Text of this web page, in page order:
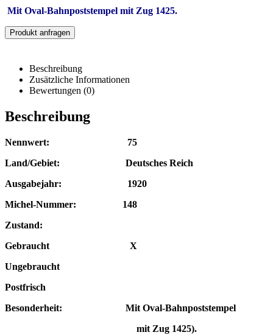
Mit Oval-Bahnpoststempel mit Zug 1425.
Produkt anfragen
Beschreibung
Zusätzliche Informationen
Bewertungen (0)
Beschreibung
Nennwert: 75
Land/Gebiet: Deutsches Reich
Ausgabejahr: 1920
Michel-Nummer: 148
Zustand:
Gebraucht X
Ungebraucht
Postfrisch
Besonderheit:
Mit Oval-Bahnpoststempel
mit Zug 1425).